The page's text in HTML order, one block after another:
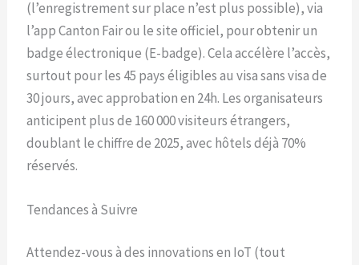
(l’enregistrement sur place n’est plus possible), via
l’app Canton Fair ou le site officiel, pour obtenir un
badge électronique (E-badge). Cela accélère l’accès,
surtout pour les 45 pays éligibles au visa sans visa de
30 jours, avec approbation en 24h. Les organisateurs
anticipent plus de 160 000 visiteurs étrangers,
doublant le chiffre de 2025, avec hôtels déjà 70%
réservés.
Tendances à Suivre
Attendez-vous à des innovations en IoT (tout